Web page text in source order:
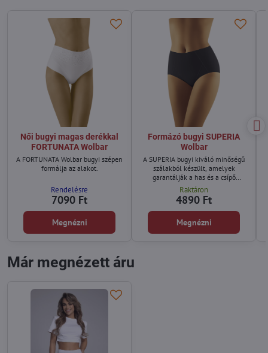
Női bugyi magas derékkal
FORTUNATA Wolbar
A FORTUNATA Wolbar bugyi szépen
formálja az alakot.
Rendelésre
7090 Ft
Megnézni
Formázó bugyi SUPERIA
Wolbar
A SUPERIA bugyi kiváló minőségű
szálakból készült, amelyek
garantálják a has és a csípő
tökéletes karcsúsítását.
Raktáron
4890 Ft
Megnézni
Már megnézett áru